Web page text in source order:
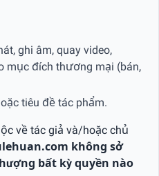
ghi âm, quay video,
mục đích thương mại (bán,
tiêu đề tác phẩm.
về tác giả và/hoặc chủ
không sở
bất kỳ quyền nào